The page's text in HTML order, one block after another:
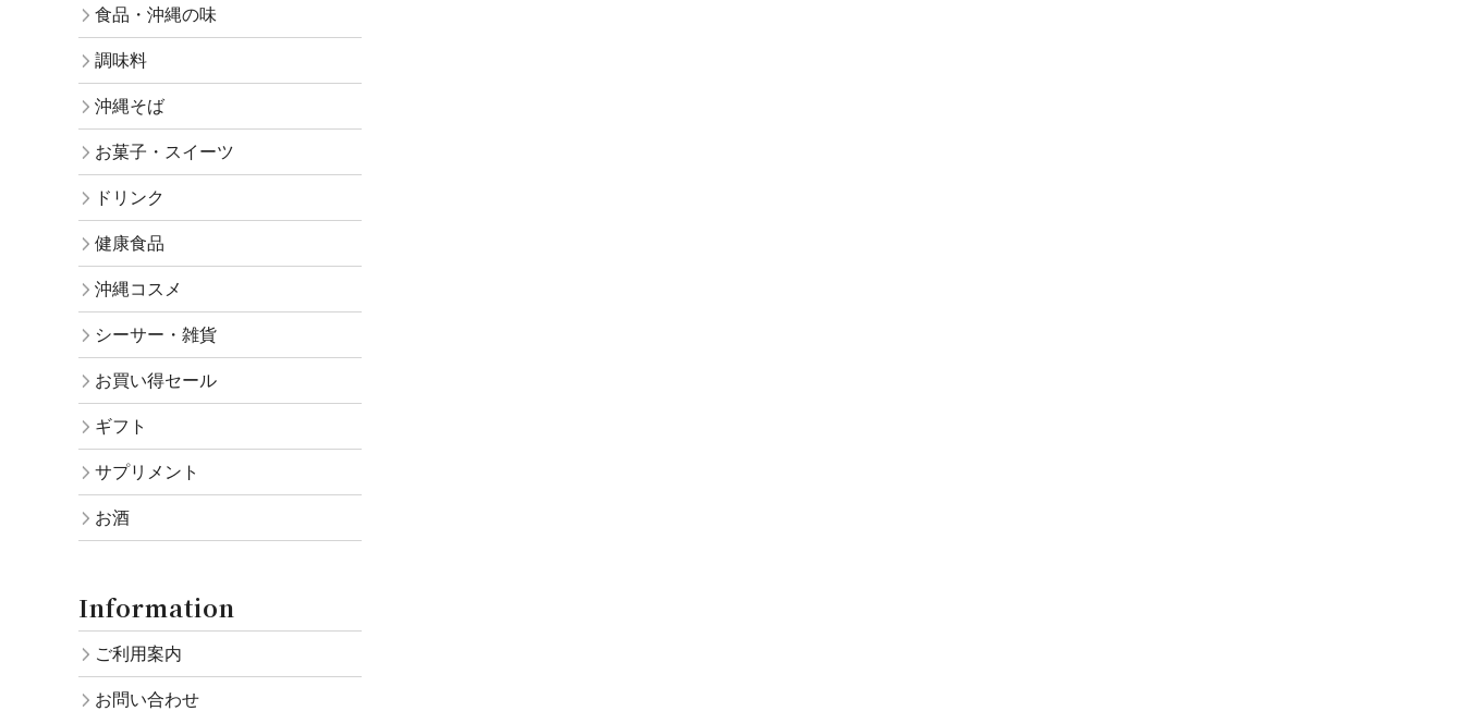
食品・沖縄の味
調味料
沖縄そば
お菓子・スイーツ
ドリンク
健康食品
沖縄コスメ
シーサー・雑貨
お買い得セール
ギフト
サプリメント
お酒
Information
ご利用案内
お問い合わせ